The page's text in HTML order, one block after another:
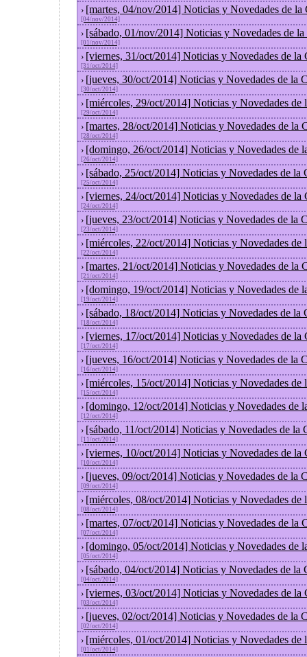
› [martes, 04/nov/2014] Noticias y Novedades de la
[04/nov/2014]
› [sábado, 01/nov/2014] Noticias y Novedades de
[01/nov/2014]
› [viernes, 31/oct/2014] Noticias y Novedades de la
[31/oct/2014]
› [jueves, 30/oct/2014] Noticias y Novedades de la
[30/oct/2014]
› [miércoles, 29/oct/2014] Noticias y Novedades de
[29/oct/2014]
› [martes, 28/oct/2014] Noticias y Novedades de la
[28/oct/2014]
› [domingo, 26/oct/2014] Noticias y Novedades de
[26/oct/2014]
› [sábado, 25/oct/2014] Noticias y Novedades de la
[25/oct/2014]
› [viernes, 24/oct/2014] Noticias y Novedades de la
[24/oct/2014]
› [jueves, 23/oct/2014] Noticias y Novedades de la
[23/oct/2014]
› [miércoles, 22/oct/2014] Noticias y Novedades de
[22/oct/2014]
› [martes, 21/oct/2014] Noticias y Novedades de la
[21/oct/2014]
› [domingo, 19/oct/2014] Noticias y Novedades de
[19/oct/2014]
› [sábado, 18/oct/2014] Noticias y Novedades de la
[18/oct/2014]
› [viernes, 17/oct/2014] Noticias y Novedades de la
[17/oct/2014]
› [jueves, 16/oct/2014] Noticias y Novedades de la
[16/oct/2014]
› [miércoles, 15/oct/2014] Noticias y Novedades de
[15/oct/2014]
› [domingo, 12/oct/2014] Noticias y Novedades de
[12/oct/2014]
› [sábado, 11/oct/2014] Noticias y Novedades de la
[11/oct/2014]
› [viernes, 10/oct/2014] Noticias y Novedades de la
[10/oct/2014]
› [jueves, 09/oct/2014] Noticias y Novedades de la
[09/oct/2014]
› [miércoles, 08/oct/2014] Noticias y Novedades de
[08/oct/2014]
› [martes, 07/oct/2014] Noticias y Novedades de la
[07/oct/2014]
› [domingo, 05/oct/2014] Noticias y Novedades de
[05/oct/2014]
› [sábado, 04/oct/2014] Noticias y Novedades de la
[04/oct/2014]
› [viernes, 03/oct/2014] Noticias y Novedades de la
[03/oct/2014]
› [jueves, 02/oct/2014] Noticias y Novedades de la
[02/oct/2014]
› [miércoles, 01/oct/2014] Noticias y Novedades de
[01/oct/2014]